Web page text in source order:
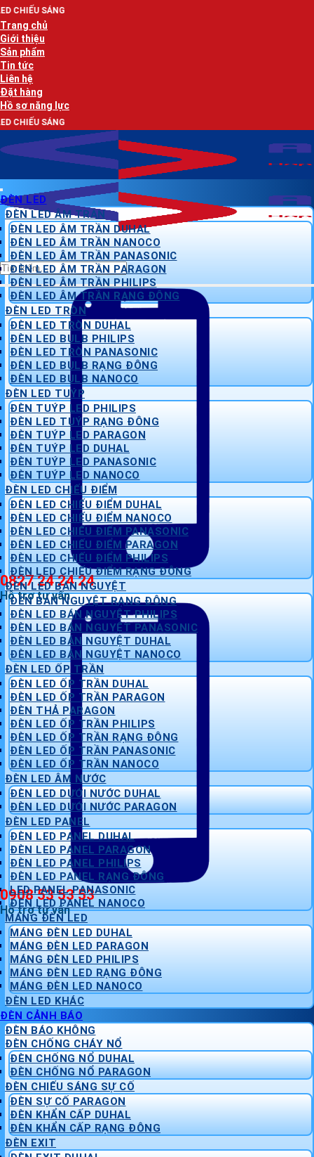
Bỏ
qua
nội
dung
Trang chủ
Giới thiệu
Sản phẩm
Tin tức
Liên hệ
Đặt hàng
Hồ sơ năng lực
Tìm
kiếm:
0827 24 24 24
Hỗ trợ tư vấn
0908 53 53 53
Hỗ trợ tư vấn
ĐÈN LED
ĐÈN LED ÂM TRẦN
ĐÈN LED ÂM TRẦN DUHAL
ĐÈN LED ÂM TRẦN NANOCO
ĐÈN LED ÂM TRẦN PANASONIC
ĐÈN LED ÂM TRẦN PARAGON
ĐÈN LED ÂM TRẦN PHILIPS
ĐÈN LED ÂM TRẦN RẠNG ĐÔNG
ĐÈN LED TRÒN
ĐÈN LED TRÒN DUHAL
ĐÈN LED BULB PHILIPS
ĐÈN LED TRÒN PANASONIC
ĐÈN LED BULB RẠNG ĐÔNG
ĐÈN LED BULB NANOCO
ĐÈN LED TUÝP
ĐÈN TUÝP LED PHILIPS
ĐÈN LED TUÝP RẠNG ĐÔNG
ĐÈN TUÝP LED PARAGON
ĐÈN TUÝP LED DUHAL
ĐÈN TUÝP LED PANASONIC
ĐÈN TUÝP LED NANOCO
ĐÈN LED CHIẾU ĐIỂM
ĐÈN LED CHIẾU ĐIỂM DUHAL
ĐÈN LED CHIẾU ĐIỂM NANOCO
ĐÈN LED CHIẾU ĐIỂM PANASONIC
ĐÈN LED CHIẾU ĐIỂM PARAGON
ĐÈN LED CHIẾU ĐIỂM PHILIPS
ĐÈN LED CHIẾU ĐIỂM RẠNG ĐÔNG
ĐÈN LED BÁN NGUYỆT
ĐÈN BÁN NGUYỆT RẠNG ĐÔNG
ĐÈN LED BÁN NGUYỆT PHILIPS
ĐÈN LED BÁN NGUYỆT PANASONIC
ĐÈN LED BÁN NGUYỆT DUHAL
ĐÈN LED BÁN NGUYỆT NANOCO
ĐÈN LED ỐP TRẦN
ĐÈN LED ỐP TRẦN DUHAL
ĐÈN LED ỐP TRẦN PARAGON
ĐÈN THẢ PARAGON
ĐÈN LED ỐP TRẦN PHILIPS
ĐÈN LED ỐP TRẦN RẠNG ĐÔNG
ĐÈN LED ỐP TRẦN PANASONIC
ĐÈN LED ỐP TRẦN NANOCO
ĐÈN LED ÂM NƯỚC
ĐÈN LED DƯỚI NƯỚC DUHAL
ĐÈN LED DƯỚI NƯỚC PARAGON
ĐÈN LED PANEL
ĐÈN LED PANEL DUHAL
ĐÈN LED PANEL PARAGON
ĐÈN LED PANEL PHILIPS
ĐÈN LED PANEL RẠNG ĐÔNG
LED PANEL PANASONIC
ĐÈN LED PANEL NANOCO
MÁNG ĐÈN LED
MÁNG ĐÈN LED DUHAL
MÁNG ĐÈN LED PARAGON
MÁNG ĐÈN LED PHILIPS
MÁNG ĐÈN LED RẠNG ĐÔNG
MÁNG ĐÈN LED NANOCO
ĐÈN LED KHÁC
ĐÈN CẢNH BÁO
ĐÈN BÁO KHÔNG
ĐÈN CHỐNG CHÁY NỔ
ĐÈN CHỐNG NỔ DUHAL
ĐÈN CHỐNG NỔ PARAGON
ĐÈN CHIẾU SÁNG SỰ CỐ
ĐÈN SỰ CỐ PARAGON
ĐÈN KHẨN CẤP DUHAL
ĐÈN KHẨN CẤP RẠNG ĐÔNG
ĐÈN EXIT